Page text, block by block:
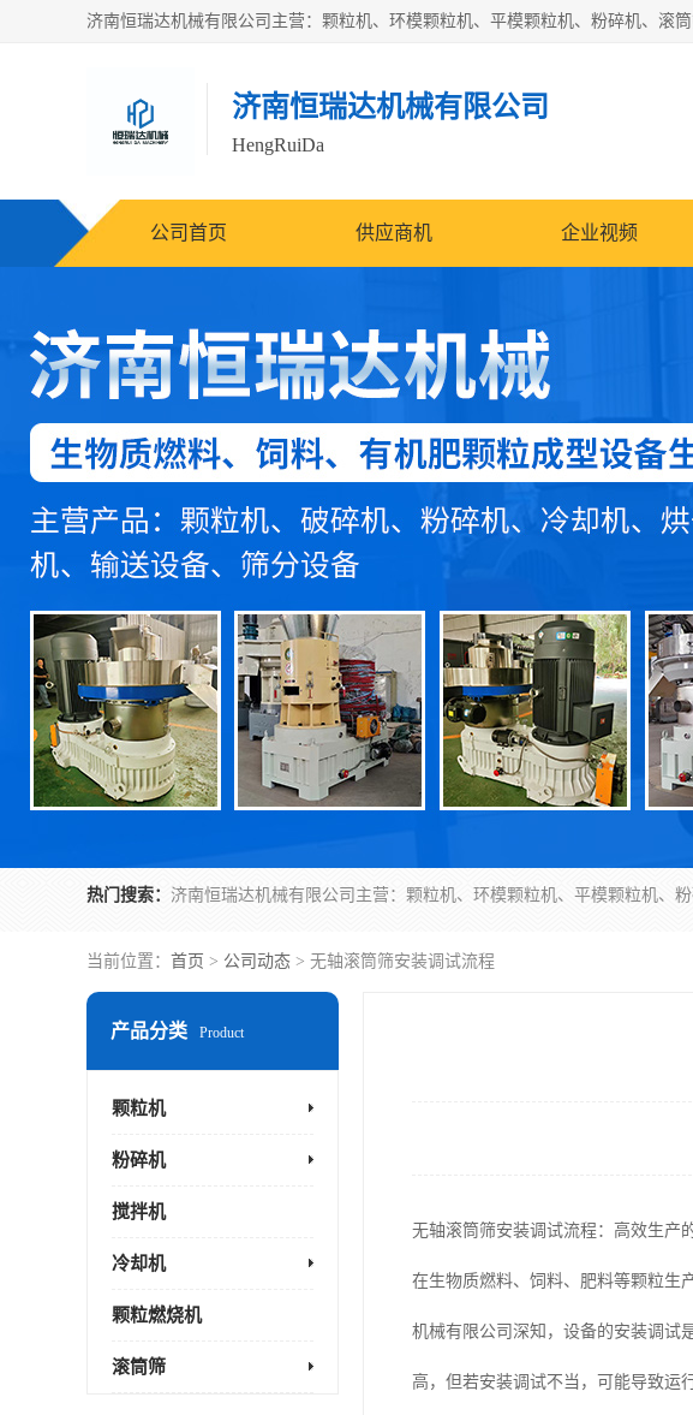
济南恒瑞达机械有限公司
HengRuiDa
公司首页 供应商机 企业视频
热门搜索：
当前位置： 首页 > 公司动态 > 无轴滚筒筛安装调试流程
产品分类 Product
颗粒机
粉碎机
搅拌机
冷却机
颗粒燃烧机
滚筒筛
无轴滚筒筛安装调试流程：高效生产
在生物质燃料、饲料、肥料等颗粒生
机械有限公司深知，设备的安装调试
高，但若安装调试不当，可能导致运